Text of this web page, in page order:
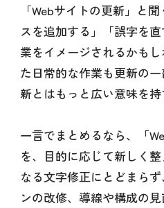
「Webサイトの更新」と
スを追加する」「誤字を
業をイメージされるかも
た日常的な作業も更新の
新とはもっと広い意味を持
一言でまとめるなら、「
を、目的に応じて新しく
なる文字修正にとどまら
ンの改修、導線や構成の